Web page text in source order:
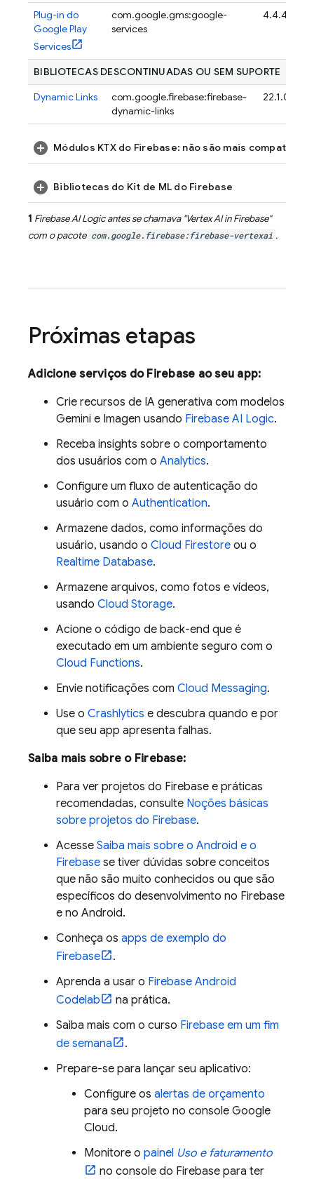
Plug-in do
Google Play
Services
com.google.gms:google-
services
4.4.4
BIBLIOTECAS DESCONTINUADAS OU SEM SUPORTE
Dynamic Links
com.google.firebase:firebase-
dynamic-links
22.1.0
Módulos KTX do Firebase: não são mais compatíveis
Bibliotecas do Kit de ML do Firebase
1 Firebase AI Logicantes se chamava "Vertex AI in Firebase"
com o pacote com.google.firebase:firebase-vertexai .
Próximas etapas
Adicione serviços do Firebase ao seu app:
Crie recursos de IA generativa com modelos
Gemini e Imagen usando Firebase AI Logic.
Receba insights sobre o comportamento
dos usuários com o Analytics.
Configure um fluxo de autenticação do
usuário com o Authentication.
Armazene dados, como informações do
usuário, usando o Cloud Firestore ou o
Realtime Database.
Armazene arquivos, como fotos e vídeos,
usando Cloud Storage.
Acione o código de back-end que é
executado em um ambiente seguro com o
Cloud Functions.
Envie notificações com Cloud Messaging.
Use o Crashlytics e descubra quando e por
que seu app apresenta falhas.
Saiba mais sobre o Firebase:
Para ver projetos do Firebase e práticas
recomendadas, consulte Noções básicas
sobre projetos do Firebase.
Acesse Saiba mais sobre o Android e o
Firebase se tiver dúvidas sobre conceitos
que não são muito conhecidos ou que são
específicos do desenvolvimento no Firebase
e no Android.
Conheça os apps de exemplo do
Firebase
.
Aprenda a usar o Firebase Android
Codelab
na prática.
Saiba mais com o curso Firebase em um fim
de semana
.
Prepare-se para lançar seu aplicativo:
Configure os alertas de orçamento
para seu projeto no console Google
Cloud.
Monitore o painel Uso e faturamento
no console do Firebase para ter